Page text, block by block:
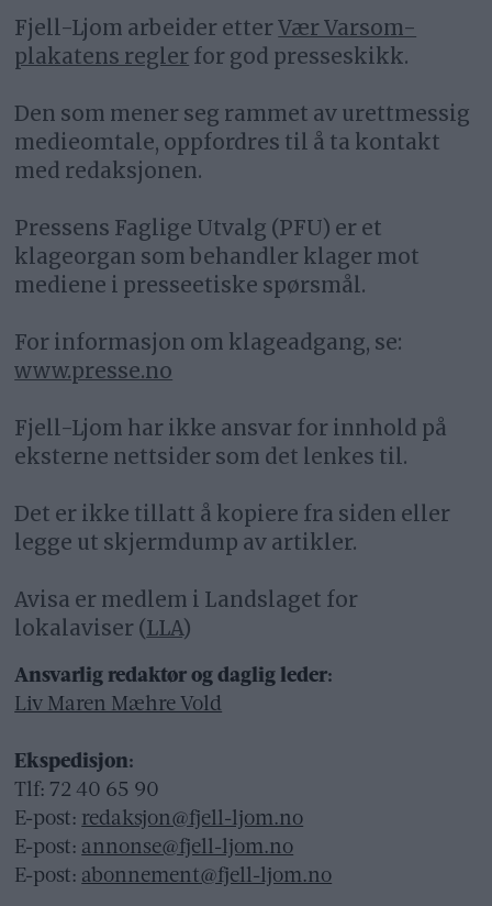
Fjell-Ljom arbeider etterVær Varsom-
plakatens regler for god presseskikk.
Den som mener seg rammet av urettmessig
medieomtale, oppfordres til å ta kontakt
med redaksjonen.
Pressens Faglige Utvalg (PFU) er et
klageorgan som behandler klager mot
mediene i presseetiske spørsmål.
For informasjon om klageadgang, se:
www.presse.no
Fjell-Ljom har ikke ansvar for innhold på
eksterne nettsider som det lenkes til.
Det er ikke tillatt å kopiere fra siden eller
legge ut skjermdump av artikler.
Avisa er medlem i Landslaget for
lokalaviser (LLA)
Ansvarlig redaktør og daglig leder:
Liv Maren Mæhre Vold
Ekspedisjon:
Tlf: 72 40 65 90
E-post: redaksjon@fjell-ljom.no
E-post: annonse@fjell-ljom.no
E-post: abonnement@fjell-ljom.no